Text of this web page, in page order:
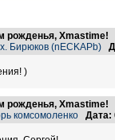
рожденья, Xmastime!
Бирюков (nECKAPb)
)
рожденья, Xmastime!
комсомоленко Дата: